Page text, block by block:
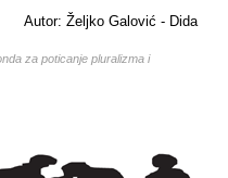
Autor: Željko Galović - Dida
za poticanje pluralizma i